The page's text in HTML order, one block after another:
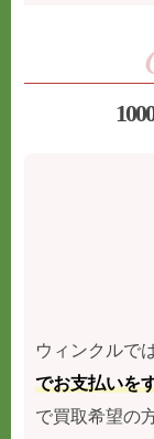
ウィンクルで
でお支払いを
で買取希望の